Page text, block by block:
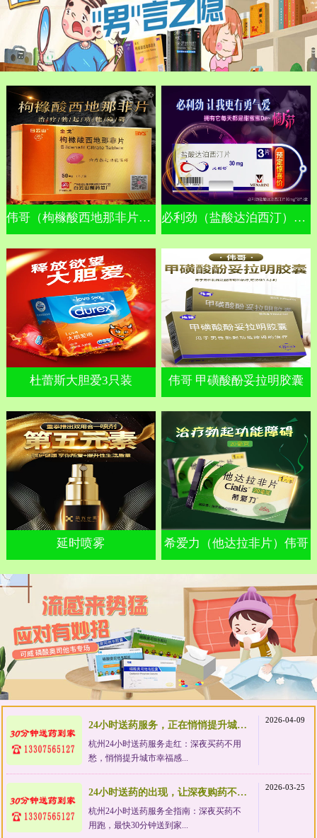
伟哥（枸橼酸西地那非片）金戈 必利劲（盐酸达泊西汀）早泄
杜蕾斯大胆爱3只装 伟哥 甲磺酸酚妥拉明胶囊
延时喷雾 希爱力（他达拉非片）伟哥
24小时送药服务，正在悄悄提升城市幸福感
杭州24小时送药服务走红：深夜买药不用
愁，悄悄提升城市幸福感...
2026-04-09
24小时送药的出现，让深夜购药不再狼狈
杭州24小时送药服务全指南：深夜买药不
用跑，最快30分钟送到家...
2026-03-25